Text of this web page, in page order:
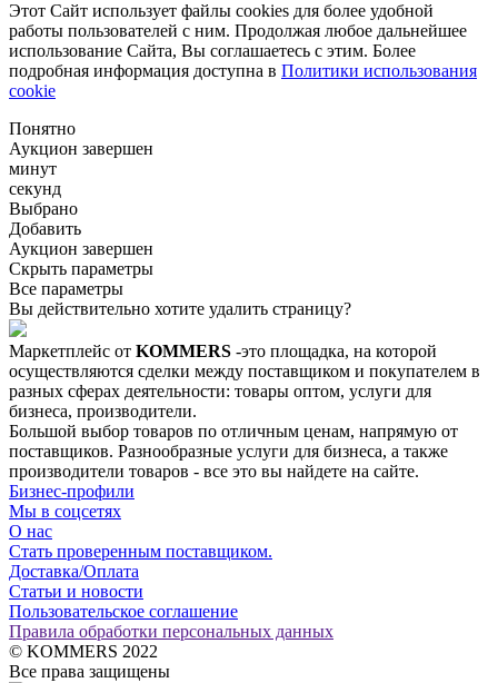
Этот Сайт использует файлы cookies для более удобной
работы пользователей с ним. Продолжая любое дальнейшее
использование Сайта, Вы соглашаетесь с этим. Более
подробная информация доступна в Политики использования
cookie
Понятно
Аукцион завершен
минут
секунд
Выбрано
Добавить
Аукцион завершен
Скрыть параметры
Все параметры
Вы действительно хотите удалить страницу?
Маркетплейс от KOMMERS -это площадка, на которой
осуществляются сделки между поставщиком и покупателем в
разных сферах деятельности: товары оптом, услуги для
бизнеса, производители.
Большой выбор товаров по отличным ценам, напрямую от
поставщиков. Разнообразные услуги для бизнеса, а также
производители товаров - все это вы найдете на сайте.
Бизнес-профили
Мы в соцсетях
О нас
Стать проверенным поставщиком.
Доставка/Оплата
Статьи и новости
Пользовательское соглашение
Правила обработки персональных данных
© KOMMERS 2022
Все права защищены